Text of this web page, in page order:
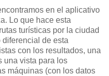
en el aplicativo
Lo que hace esta
turísticas por la ciudad
de esta
con los resultados, una
una vista para los
máquinas (con los datos